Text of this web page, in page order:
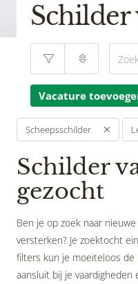
Schilder
Vacature
Scheepsschilder
Schilder
gezocht
Ben je op zoek naar
versterken? Je zoektocht
filters kun je moeiteloos
aansluit bij je